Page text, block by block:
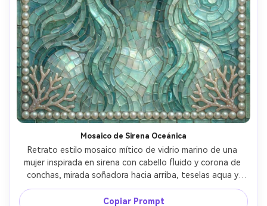
Mosaico de Sirena Oceánica
Retrato estilo mosaico mítico de vidrio marino de una
mujer inspirada en sirena con cabello fluido y corona de
conchas, mirada soñadora hacia arriba, teselas aqua y
espuma de mar translúcidas con brillo iridiscente,
patrones de olas en el fondo, borde de perlas y motivos
Copiar Prompt